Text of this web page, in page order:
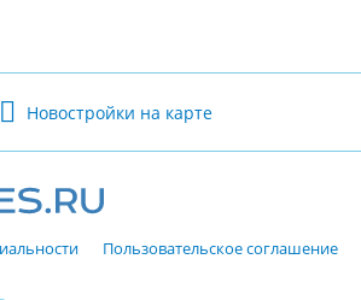
Новостройки на карте
Пользовательское соглашение